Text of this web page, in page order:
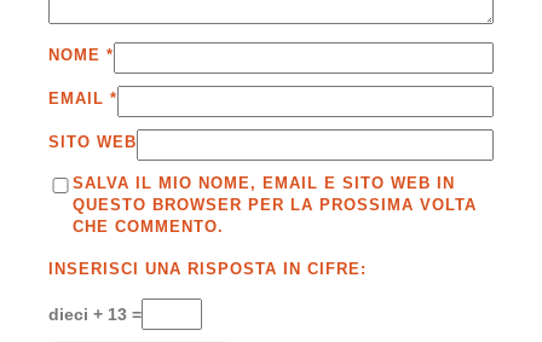
NOME *
EMAIL *
SITO WEB
SALVA IL MIO NOME, EMAIL E SITO WEB IN
QUESTO BROWSER PER LA PROSSIMA VOLTA
CHE COMMENTO.
INSERISCI UNA RISPOSTA IN CIFRE:
dieci + 13 =